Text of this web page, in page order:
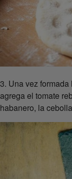
3. Una vez
agrega el tomate
habanero, la